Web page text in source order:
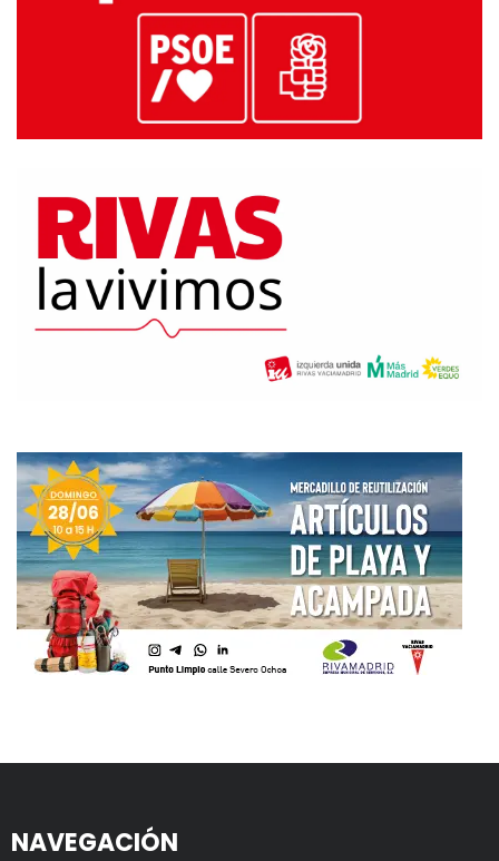
NAVEGACIÓN